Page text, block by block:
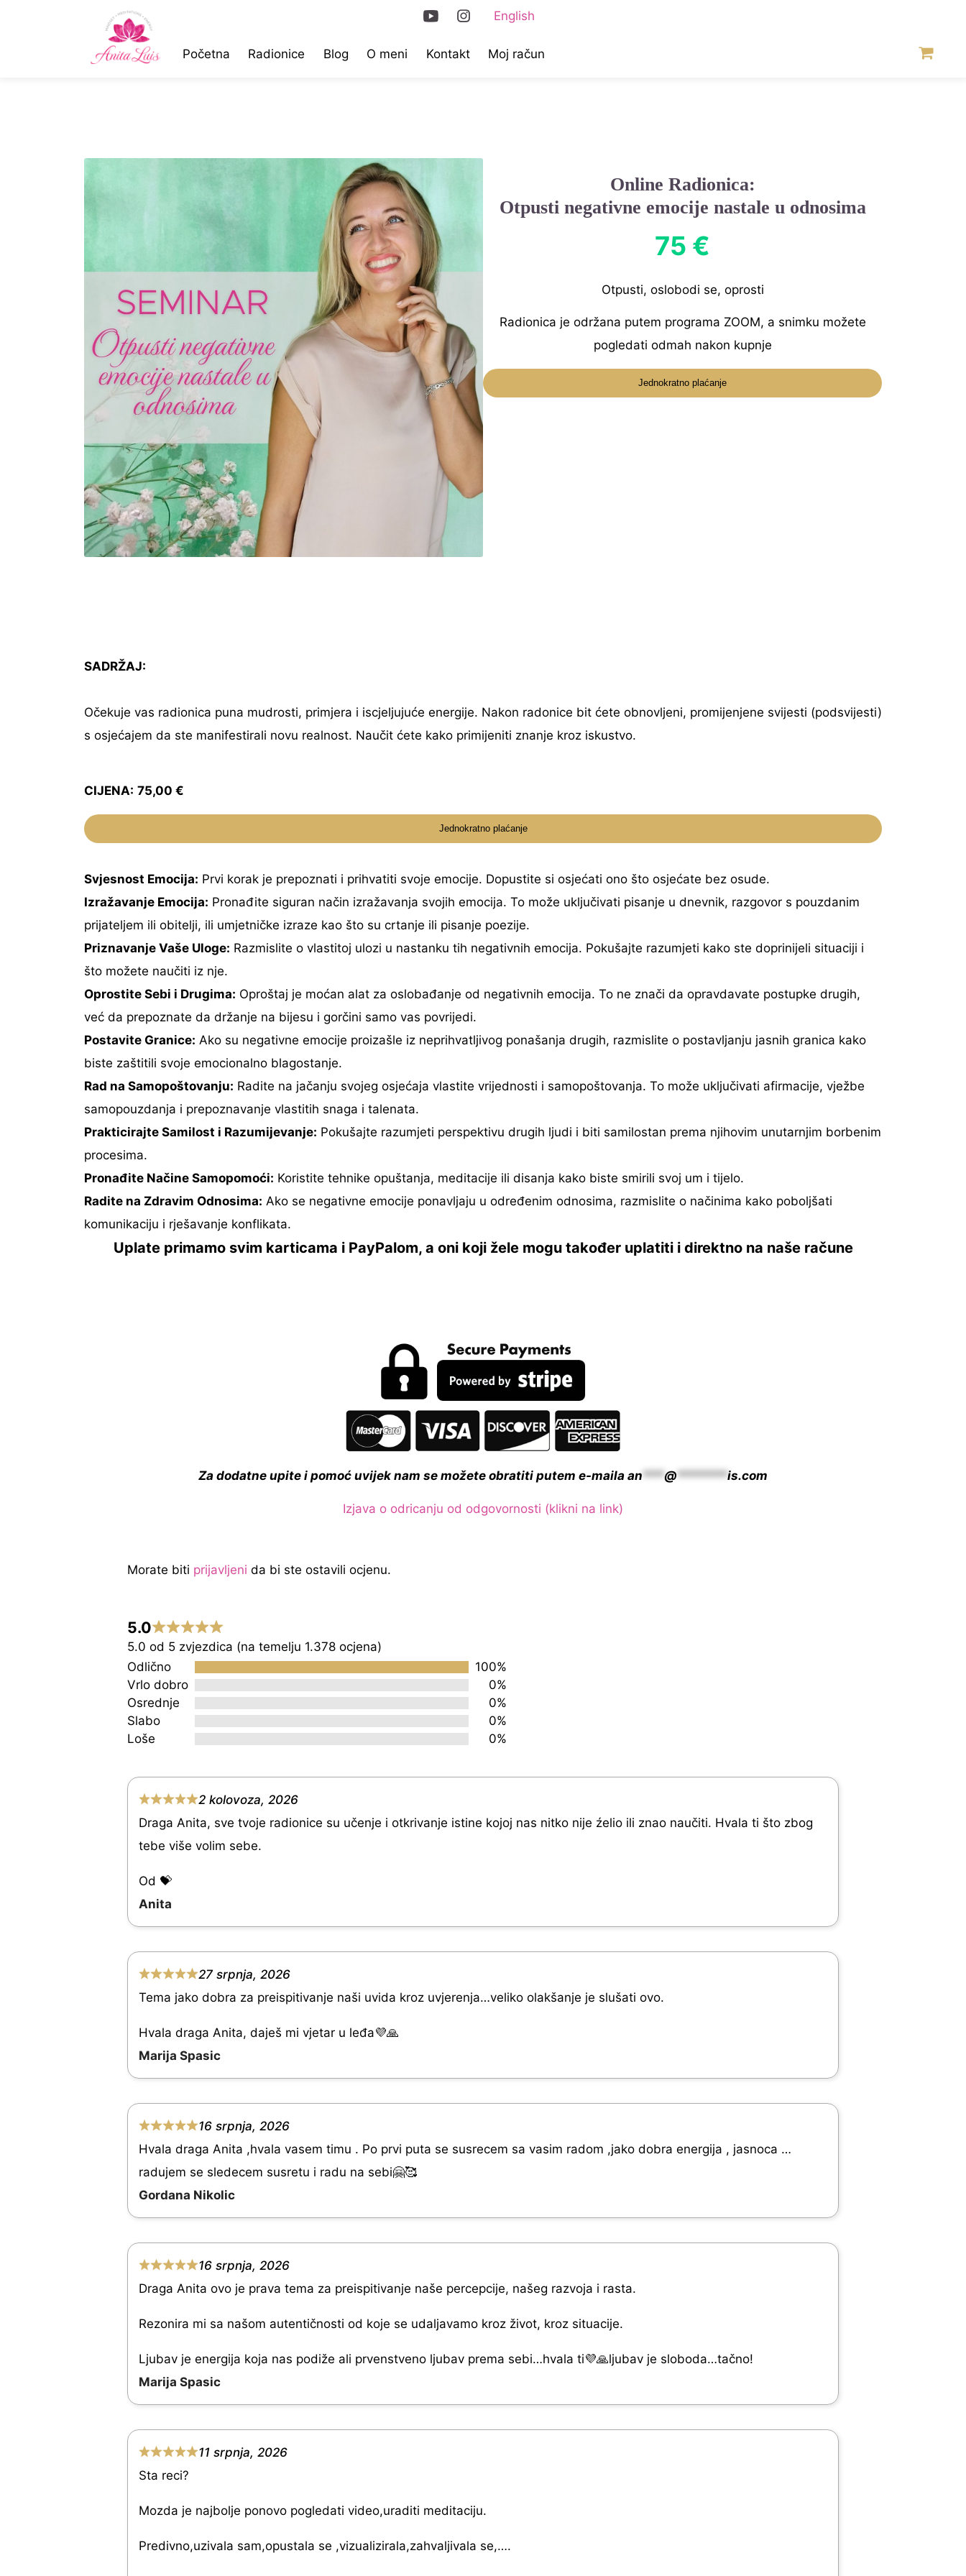
English
Početna Radionice Blog O meni Kontakt Moj račun
Online Radionica:
Otpusti negativne emocije nastale u odnosima
75 €
Otpusti, oslobodi se, oprosti
Radionica je održana putem programa ZOOM, a snimku možete
pogledati odmah nakon kupnje
Jednokratno plaćanje
SADRŽAJ:
Očekuje vas radionica puna mudrosti, primjera i iscjeljujuće energije. Nakon radonice bit ćete obnovljeni, promijenjene svijesti (podsvijesti)
s osjećajem da ste manifestirali novu realnost. Naučit ćete kako primijeniti znanje kroz iskustvo.
CIJENA: 75,00 €
Jednokratno plaćanje
Svjesnost Emocija: Prvi korak je prepoznati i prihvatiti svoje emocije. Dopustite si osjećati ono što osjećate bez osude.
Izražavanje Emocija: Pronađite siguran način izražavanja svojih emocija. To može uključivati pisanje u dnevnik, razgovor s pouzdanim
prijateljem ili obitelji, ili umjetničke izraze kao što su crtanje ili pisanje poezije.
Priznavanje Vaše Uloge: Razmislite o vlastitoj ulozi u nastanku tih negativnih emocija. Pokušajte razumjeti kako ste doprinijeli situaciji i
što možete naučiti iz nje.
Oprostite Sebi i Drugima: Oproštaj je moćan alat za oslobađanje od negativnih emocija. To ne znači da opravdavate postupke drugih,
već da prepoznate da držanje na bijesu i gorčini samo vas povrijedi.
Postavite Granice: Ako su negativne emocije proizašle iz neprihvatljivog ponašanja drugih, razmislite o postavljanju jasnih granica kako
biste zaštitili svoje emocionalno blagostanje.
Rad na Samopoštovanju: Radite na jačanju svojeg osjećaja vlastite vrijednosti i samopoštovanja. To može uključivati afirmacije, vježbe
samopouzdanja i prepoznavanje vlastitih snaga i talenata.
Prakticirajte Samilost i Razumijevanje: Pokušajte razumjeti perspektivu drugih ljudi i biti samilostan prema njihovim unutarnjim borbenim
procesima.
Pronađite Načine Samopomoći: Koristite tehnike opuštanja, meditacije ili disanja kako biste smirili svoj um i tijelo.
Radite na Zdravim Odnosima: Ako se negativne emocije ponavljaju u određenim odnosima, razmislite o načinima kako poboljšati
komunikaciju i rješavanje konflikata.
Uplate primamo svim karticama i PayPalom, a oni koji žele mogu također uplatiti i direktno na naše račune
Za dodatne upite i pomoć uvijek nam se možete obratiti putem e-maila an***@*******is.com
Izjava o odricanju od odgovornosti (klikni na link)
Morate biti prijavljeni da bi ste ostavili ocjenu.
5.0
Rated
5.0
out
of
5.0 od 5 zvjezdica (na temelju 1.378 ocjena)
Odlično
100%
Vrlo dobro
0%
Osrednje
0%
Slabo
0%
Loše
0%
e
d
5
.
0
o
t
o
2 kolovoza, 2026
Draga Anita, sve tvoje radionice su učenje i otkrivanje istine kojoj nas nitko nije źelio ili znao naučiti. Hvala ti što zbog
tebe više volim sebe.
Od 💝
Anita
a
t
e
d
5
.
0
o
u
t
f
5
27 srpnja, 2026
Tema jako dobra za preispitivanje naši uvida kroz uvjerenja…veliko olakšanje je slušati ovo.
Hvala draga Anita, daješ mi vjetar u leđa💜🙏
Marija Spasic
t
.
0
o
t
o
16 srpnja, 2026
Hvala draga Anita ,hvala vasem timu . Po prvi puta se susrecem sa vasim radom ,jako dobra energija , jasnoca …
radujem se sledecem susretu i radu na sebi🤗🥰
Gordana Nikolic
t
d
5
o
u
t
f
16 srpnja, 2026
Draga Anita ovo je prava tema za preispitivanje naše percepcije, našeg razvoja i rasta.
Rezonira mi sa našom autentičnosti od koje se udaljavamo kroz život, kroz situacije.
Ljubav je energija koja nas podiže ali prvenstveno ljubav prema sebi…hvala ti💜🙏ljubav je sloboda…tačno!
Marija Spasic
t
d
11 srpnja, 2026
Sta reci?
Mozda je najbolje ponovo pogledati video,uraditi meditaciju.
Predivno,uzivala sam,opustala se ,vizualizirala,zahvaljivala se,….